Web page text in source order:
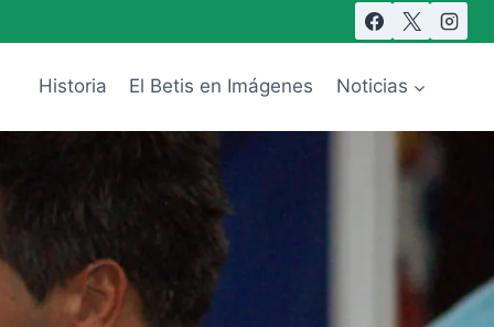
Historia El Betis en Imágenes Noticias